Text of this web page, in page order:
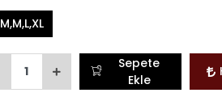
Sepete
Ekle